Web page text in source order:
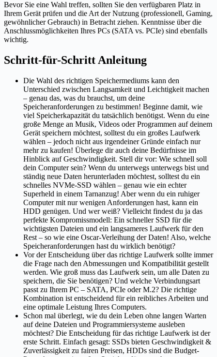
Bevor Sie eine Wahl treffen, sollten Sie den verfügbaren Platz in
Ihrem Gerät prüfen und die Art der Nutzung (professionell, Gaming,
gewöhnlicher Gebrauch) in Betracht ziehen. Kenntnisse über die
Anschlussmöglichkeiten Ihres PCs (SATA vs. PCIe) sind ebenfalls
wichtig.
Schritt-für-Schritt Anleitung
Die Wahl des richtigen Speichermediums kann den
Unterschied zwischen Langsamkeit und Leichtigkeit machen
– genau das, was du brauchst, um deine
Speicheranforderungen zu bestimmen! Beginne damit, wie
viel Speicherkapazität du tatsächlich benötigst. Wenn du eine
große Menge an Musik, Videos oder Programmen auf deinem
Gerät speichern möchtest, solltest du ein großes Laufwerk
wählen – jedoch nicht aus irgendeiner Gründe einfach nur
mehr zu kaufen! Überlege dir auch deine Bedürfnisse im
Hinblick auf Geschwindigkeit. Stell dir vor: Wie schnell soll
dein Computer sein? Wenn du unterwegs unterwegs bist und
ständig neue Daten herunterladen möchtest, solltest du ein
schnelles NVMe-SSD wählen – genau wie ein echter
Superheld in einem Tarnanzug! Aber wenn du ein ruhiger
Computer mit nur wenigen Anforderungen hast, kann ein
HDD genügen. Und wer weiß? Vielleicht findest du ja das
perfekte Kompromissmodell: Ein schneller SSD für die
wichtigsten Dateien und ein langsameres Laufwerk für den
Rest – so wie eine Oscar-Verleihung der Daten! Also, welche
Speicheranforderungen hast du wirklich benötigt?
Vor der Entscheidung über das richtige Laufwerk sollte immer
die Frage nach den Abmessungen und Kompatibilität gestellt
werden. Wie groß muss das Laufwerk sein, um alle Daten zu
speichern, die Sie benötigen? Und welche Verbindungsart
passt zu Ihrem PC – SATA, PCIe oder M.2? Die richtige
Kombination ist entscheidend für ein reibliches Arbeiten und
eine optimale Leistung Ihres Computers.
Schon mal überlegt, wie du dein Leben ohne langen Warten
auf deine Dateien und Programmiersysteme ausleben
möchtest? Die Entscheidung für das richtige Laufwerk ist der
erste Schritt. Einfach gesagt: SSDs bieten Geschwindigkeit &
Zuverlässigkeit zu fairen Preisen, HDDs sind die Budget-